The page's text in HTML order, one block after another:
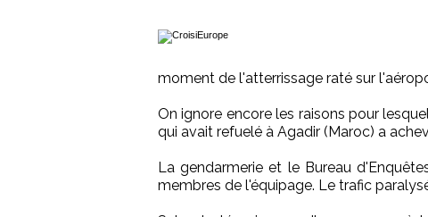
moment de l'atterrissage raté sur
On ignore encore les raisons pour
qui avait refuelé à Agadir (Maroc) a
La gendarmerie et le Bureau
membres de l'équipage. Le trafic